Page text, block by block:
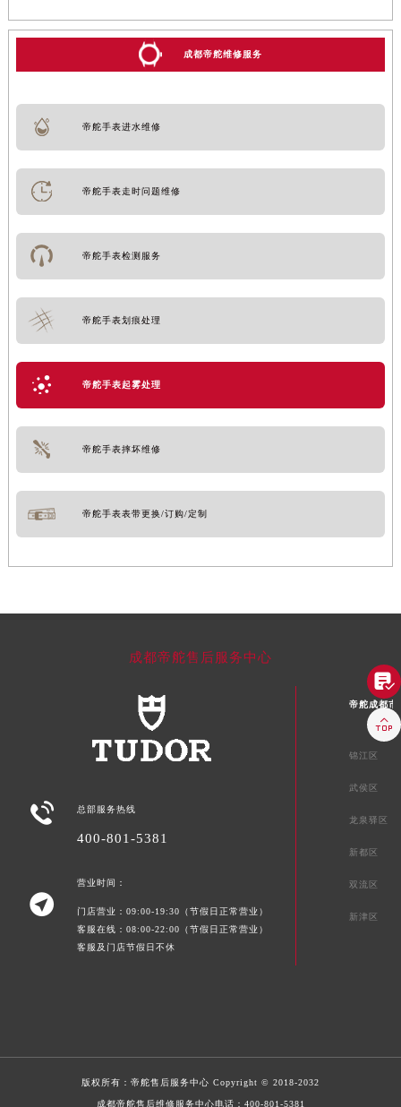
成都帝舵维修服务
帝舵手表进水维修
帝舵手表走时问题维修
帝舵手表检测服务
帝舵手表划痕处理
帝舵手表起雾处理
帝舵手表摔坏维修
帝舵手表表带更换/订购/定制
成都帝舵售后服务中心
 总部服务热线
400-801-5381

营业时间：
门店营业：09:00-19:30（节假日正常营业）
客服在线：08:00-22:00（节假日正常营业）
客服及门店节假日不休
帝舵成都市
锦江区
武侯区
龙泉驿区
新都区
双流区
新津区
版权所有： 帝舵售后服务中心 Copyright © 2018-2032
成都帝舵售后维修服务中心电话： 400-801-5381

